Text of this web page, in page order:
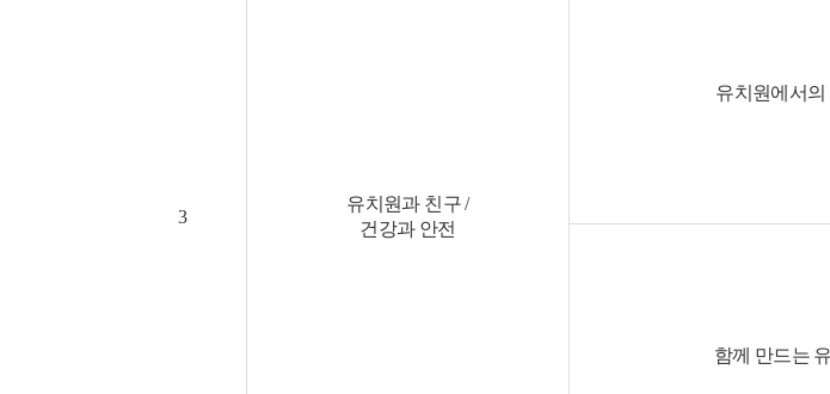
3
유치원과 친구 /
건강과 안전
유치원에서의
함께 만드는